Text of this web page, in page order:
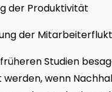
der Produktivität
der
Studien
werden, wenn